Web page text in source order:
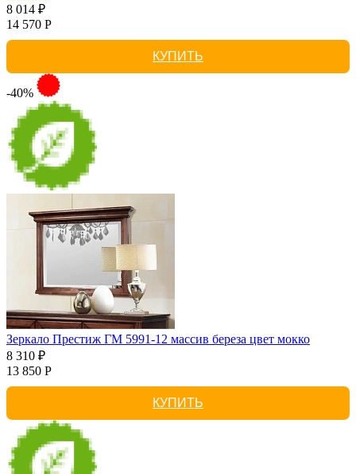
8 014 ₽
14 570 Р
КУПИТЬ
-40%
Зеркало Престиж ГМ 5991-12 массив береза цвет мокко
8 310 ₽
13 850 Р
КУПИТЬ